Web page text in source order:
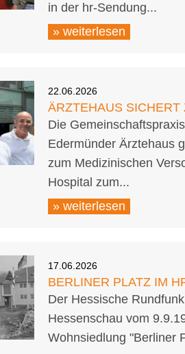
in der hr-Sendung...
» weiterlesen
22.06.2026
ÄRZTEHAUS SICHERT
Die
Edermünder Ärztehaus
zum Medizinischen
Hospital zum...
» weiterlesen
17.06.2026
BERLINER PLATZ IM
Der Hessische
Hessenschau vom
Wohnsiedlung "Berliner